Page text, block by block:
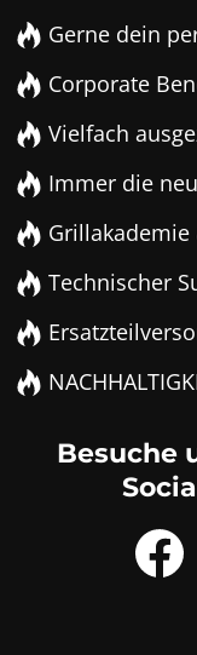
Gerne dein
Corporate
Vielfach
Immer die
Technischer
Besuche